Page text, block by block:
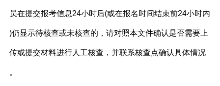
员在提交报考信息24小时后(或在报名时间结束前24小时内
)仍显示待核查或未核查的，请对照本文件确认是否需要上
传或提交材料进行人工核查，并联系核查点确认具体情况
。